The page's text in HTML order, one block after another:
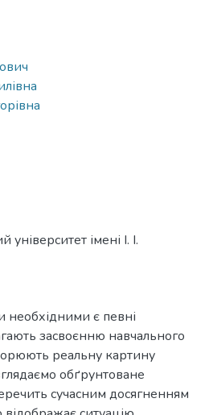
імені І. І.
необхідними є певні
засвоєнню навчального
реальну картину
обґрунтоване
сучасним досягненням